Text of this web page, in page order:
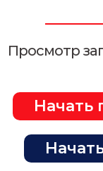
Просмотр
Начать